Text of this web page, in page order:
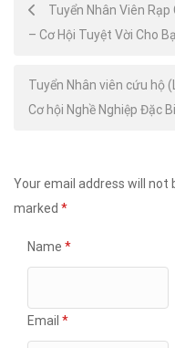
Post
navigation
Tuyển Nhân Viên
– Cơ Hội Tuyệt Vời Cho
Tuyển Nhân viên cứu hộ
Cơ hội Nghề Nghiệp Đặc
Your email address will not
marked *
Name *
Email *